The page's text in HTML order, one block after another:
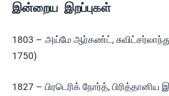
இன்றைய இறப்புகள்
1803 – அய்மே ஆர்கண்ட்,
1750)
1827 – பிரடெரிக் நோர்த்,